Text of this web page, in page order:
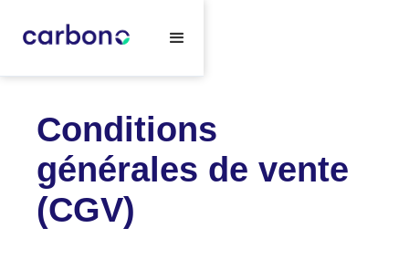
Conditions
générales de vente
(CGV)